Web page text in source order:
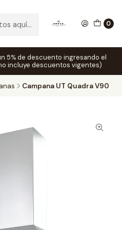
0
5% de descuento ingresando el
incluye descuentos vigentes)
Campana UT Quadra V90